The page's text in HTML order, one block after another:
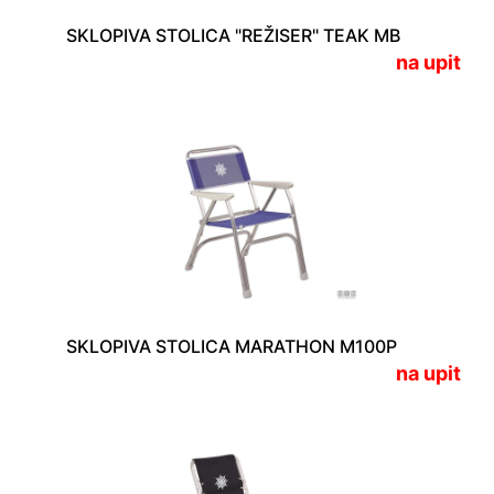
SKLOPIVA STOLICA "REŽISER" TEAK MB
na upit
SKLOPIVA STOLICA MARATHON M100P
na upit